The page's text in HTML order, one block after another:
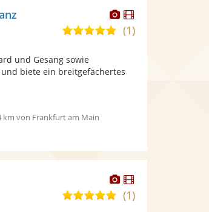
Dieser
Künstler
stellt
Dieser
Künstler
5,0
Sternen
(1)
und Gesang sowie
biete ein breitgefächertes
km von Frankfurt am Main
Dieser
Künstler
stellt
Dieser
Künstler
5,0(1)